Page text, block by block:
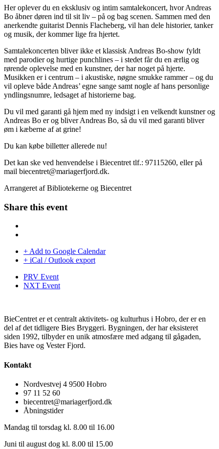
Her oplever du en eksklusiv og intim samtalekoncert, hvor Andreas
Bo åbner døren ind til sit liv – på og bag scenen. Sammen med den
anerkendte guitarist Dennis Flacheberg, vil han dele historier, tanker
og musik, der kommer lige fra hjertet.
Samtalekoncerten bliver ikke et klassisk Andreas Bo-show fyldt
med parodier og hurtige punchlines – i stedet får du en ærlig og
rørende oplevelse med en kunstner, der har noget på hjerte.
Musikken er i centrum – i akustiske, nøgne smukke rammer – og du
vil opleve både Andreas’ egne sange samt nogle af hans personlige
yndlingsnumre, ledsaget af historierne bag.
Du vil med garanti gå hjem med ny indsigt i en velkendt kunstner og
Andreas Bo er og bliver Andreas Bo, så du vil med garanti bliver
øm i kæberne af at grine!
Du kan købe billetter allerede nu!
Det kan ske ved henvendelse i Biecentret tlf.: 97115260, eller på
mail biecentret@mariagerfjord.dk.
Arrangeret af Bibliotekerne og Biecentret
Share this event
+ Add to Google Calendar
+ iCal / Outlook export
PRV Event
NXT Event
BieCentret er et centralt aktivitets- og kulturhus i Hobro, der er en
del af det tidligere Bies Bryggeri. Bygningen, der har eksisteret
siden 1992, tilbyder en unik atmosfære med adgang til gågaden,
Bies have og Vester Fjord.
Kontakt
Nordvestvej 4 9500 Hobro
97 11 52 60
biecentret@mariagerfjord.dk
Åbningstider
Mandag til torsdag kl. 8.00 til 16.00
Juni til august dog kl. 8.00 til 15.00